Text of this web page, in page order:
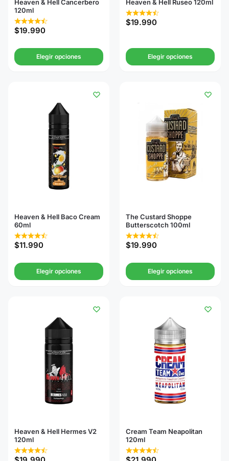
Heaven & Hell Cancerbero
120ml
$19.990
Elegir opciones
Heaven & Hell Ruseo 120ml
$19.990
Elegir opciones
Heaven & Hell Baco Cream
60ml
$11.990
Elegir opciones
The Custard Shoppe
Butterscotch 100ml
$19.990
Elegir opciones
Heaven & Hell Hermes V2
120ml
Cream Team Neapolitan
120ml